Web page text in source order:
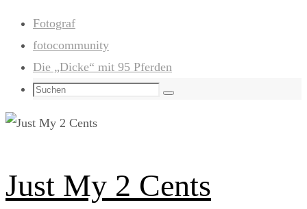
Zum
Inhalt
springen
Fotograf
fotocommunity
Die „Dicke“ mit 95 Pferden
Suchen
Suchen
Just My 2 Cents